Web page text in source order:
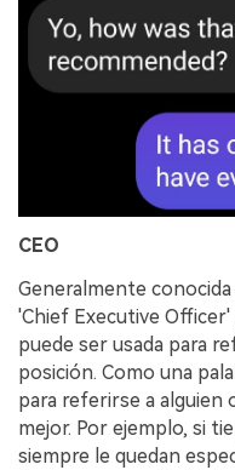
CEO
Generalmente
'Chief Executive
puede ser usada para
posición. Como una
para referirse a alguien
mejor. Por ejemplo, si
siempre le quedan